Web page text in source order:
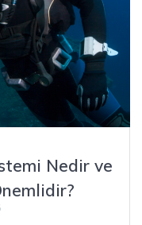
Nedir ve